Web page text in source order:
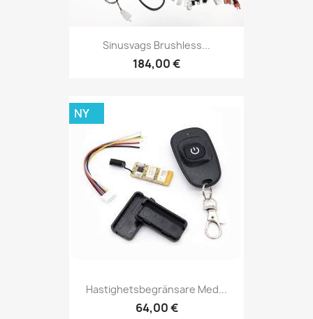
Sinusvags Brushless...
184,00 €
Hastighetsbegränsare Med...
64,00 €
NY